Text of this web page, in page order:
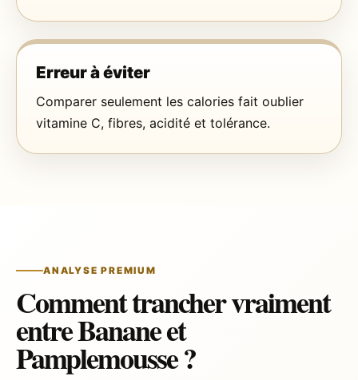
Erreur à éviter
Comparer seulement les calories fait oublier
vitamine C, fibres, acidité et tolérance.
ANALYSE PREMIUM
Comment trancher vraiment
entre Banane et
Pamplemousse ?